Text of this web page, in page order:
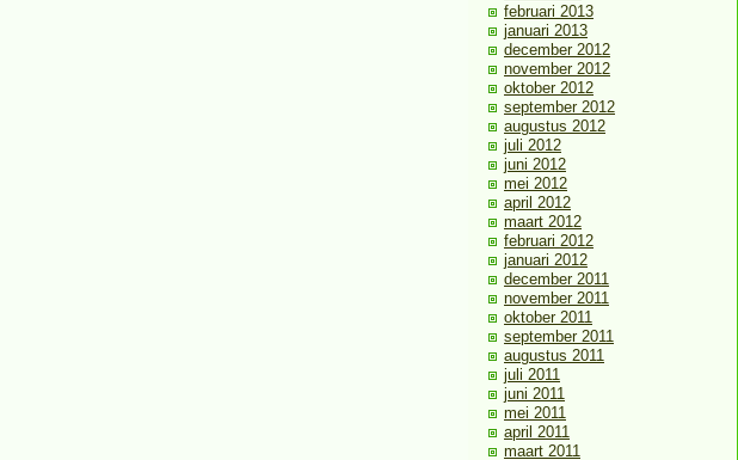
februari 2013
januari 2013
december 2012
november 2012
oktober 2012
september 2012
augustus 2012
juli 2012
juni 2012
mei 2012
april 2012
maart 2012
februari 2012
januari 2012
december 2011
november 2011
oktober 2011
september 2011
augustus 2011
juli 2011
juni 2011
mei 2011
april 2011
maart 2011